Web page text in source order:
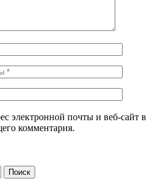
электронной почты и веб-сайт в
комментария.